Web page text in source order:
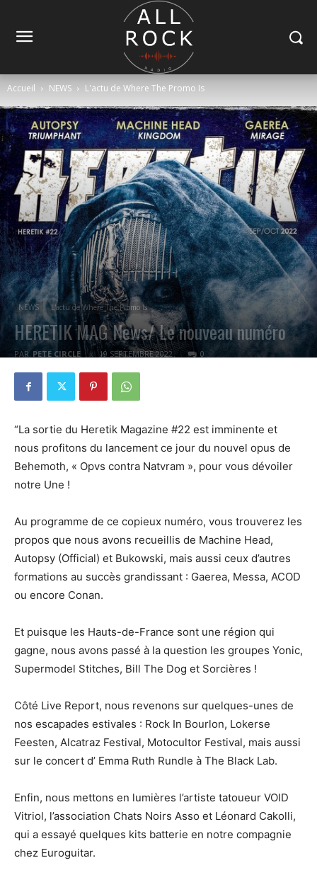
Accueil NEWS L'actu de Where The Promo Is
NEWS L'actu de Where The Promo Is
HERETIK MAG News/ Le nouveau numéro
PAR PETE CIRCLE 19 SEPTEMBRE 2022 0
“La sortie du Heretik Magazine #22 est imminente et
nous profitons du lancement ce jour du nouvel opus de
Behemoth, « Opvs contra Natvram », pour vous dévoiler
notre Une !
Au programme de ce copieux numéro, vous trouverez les
propos que nous avons recueillis de Machine Head,
Autopsy (Official) et Bukowski, mais aussi ceux d’autres
formations au succès grandissant : Gaerea, Messa, ACOD
ou encore Conan.
Et puisque les Hauts-de-France sont une région qui
gagne, nous avons passé à la question les groupes Yonic,
Supermodel Stitches, Bill The Dog et Sorcières !
Côté Live Report, nous revenons sur quelques-unes de
nos escapades estivales : Rock In Bourlon, Lokerse
Feesten, Alcatraz Festival, Motocultor Festival, mais aussi
sur le concert d’ Emma Ruth Rundle à The Black Lab.
Enfin, nous mettons en lumières l’artiste tatoueur VOID
Vitriol, l’association Chats Noirs Asso et Léonard Cakolli,
qui a essayé quelques kits batterie en notre compagnie
chez Euroguitar.